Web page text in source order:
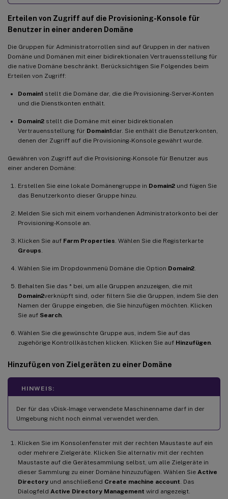
Erteilen von Zugriff auf die Provisioning-Konsole für
Benutzer in einer anderen Domäne
Die Gruppen für Administratorrollen sind auf Gruppen in der nativen
Domäne und Domänen mit einer bidirektionalen Vertrauensstellung für
die native Domäne beschränkt. Berücksichtigen Sie Folgendes beim
Erteilen von Zugriff:
Domain1 stellt die Domäne dar, die die Provisioning-Server-Konten
und die Dienstkonten enthält.
Domain2 stellt die Domäne mit einer bidirektionalen
Vertrauensstellung für Domain1dar. Sie enthält die Benutzerkonten,
denen der Zugriff auf die Provisioning-Konsole gewährt wurde.
Gewähren von Zugriff auf die Provisioning-Konsole für Benutzer aus
einer anderen Domäne:
Erstellen Sie eine lokale Domänengruppe in Domain2 und fügen Sie
das Benutzerkonto dieser Gruppe hinzu.
Melden Sie sich mit einem vorhandenen Administratorkonto bei der
Provisioning-Konsole an.
Klicken Sie auf Farm Properties . Wählen Sie die Registerkarte
Groups
Wählen Sie im Dropdownmenü Domäne die Option Domain2
Behalten Sie das * bei, um alle Gruppen anzuzeigen, die mit
Domain2verknüpft sind, oder filtern Sie die Gruppen, indem Sie den
Namen der Gruppe eingeben, die Sie hinzufügen möchten. Klicken
Sie auf Search
Wählen Sie die gewünschte Gruppe aus, indem Sie auf das
zugehörige Kontrollkästchen klicken. Klicken Sie auf Hinzufügen
Hinzufügen von Zielgeräten zu einer Domäne
HINWEIS:
Der für das vDisk-Image verwendete Maschinenname darf in der
Umgebung nicht noch einmal verwendet werden.
Klicken Sie im Konsolenfenster mit der rechten Maustaste auf ein
oder mehrere Zielgeräte. Klicken Sie alternativ mit der rechten
Maustaste auf die Gerätesammlung selbst, um alle Zielgeräte in
dieser Sammlung zu einer Domäne hinzuzufügen. Wählen Sie Active
Directory und anschließend Create machine account . Das
Dialogfeld Active Directory Management wird angezeigt.